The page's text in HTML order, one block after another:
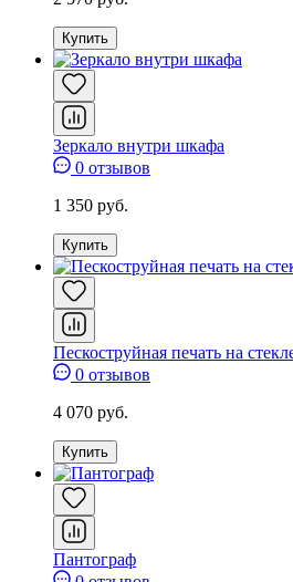
Купить
Зеркало внутри шкафа
0 отзывов
1 350 руб.
Купить
Пескоструйная печать на
0 отзывов
4 070 руб.
Купить
Пантограф